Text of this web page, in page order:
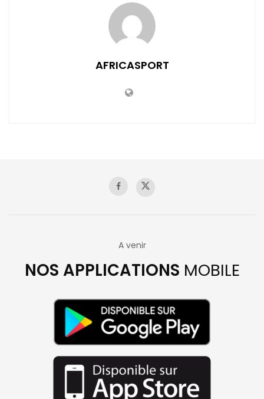
AFRICASPORT
A venir
NOS APPLICATIONS MOBILE